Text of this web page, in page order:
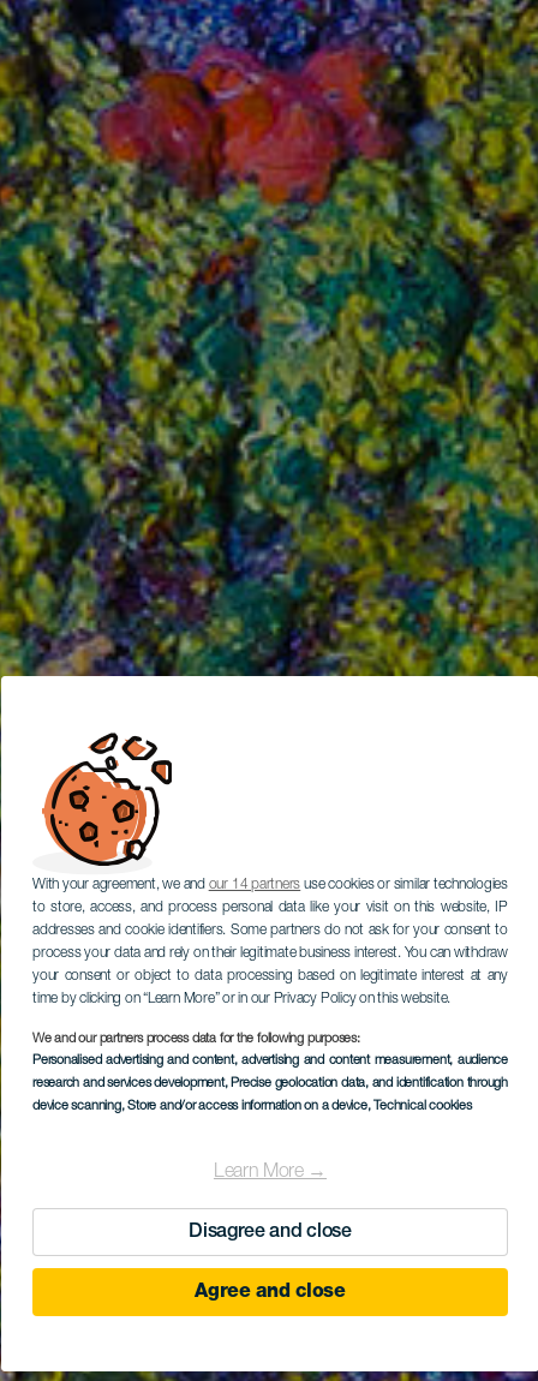
With your agreement, we and our 14 partners use cookies or similar technologies
to store, access, and process personal data like your visit on this website, IP
addresses and cookie identifiers. Some partners do not ask for your consent to
process your data and rely on their legitimate business interest. You can withdraw
your consent or object to data processing based on legitimate interest at any
time by clicking on “Learn More” or in our Privacy Policy on this website.
We and our partners process data for the following purposes:
Personalised advertising and content, advertising and content measurement, audience
research and services development, Precise geolocation data, and identification through
device scanning, Store and/or access information on a device, Technical cookies
Learn More →
Disagree and close
Agree and close